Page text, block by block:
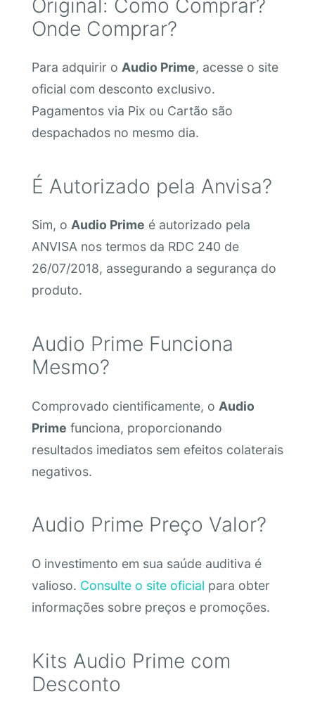
Original: Como Comprar?
Onde Comprar?
Para adquirir o Audio Prime, acesse o site
oficial com desconto exclusivo.
Pagamentos via Pix ou Cartão são
despachados no mesmo dia.
É Autorizado pela Anvisa?
Sim, o Audio Prime é autorizado pela
ANVISA nos termos da RDC 240 de
26/07/2018, assegurando a segurança do
produto.
Audio Prime Funciona
Mesmo?
Comprovado cientificamente, o Audio
Prime funciona, proporcionando
resultados imediatos sem efeitos colaterais
negativos.
Audio Prime Preço Valor?
O investimento em sua saúde auditiva é
valioso. Consulte o site oficial para obter
informações sobre preços e promoções.
Kits Audio Prime com
Desconto